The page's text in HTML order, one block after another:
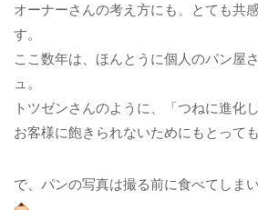
オーナーさんの考え方にも、とても共
す。
ここ数年は、ほんとうに個人のパン屋
ュ。
トツゼンさんのように、「つねに進化
お客様に飽きられないためにもとって
で、パンの写真は撮る前に食べてしま